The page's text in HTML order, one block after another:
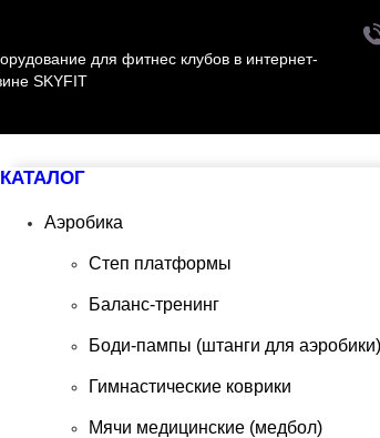
КАТАЛОГ
Аэробика
Степ платформы
Баланс-тренинг
Боди-пампы (штанги для аэробики)
Гимнастические коврики
Мячи медицинские (медбол)